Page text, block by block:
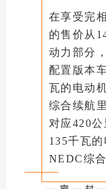
在享受完
的售价从
动力部分
配置版本
瓦的电动
综合续航
对应420
135千瓦
NEDC综